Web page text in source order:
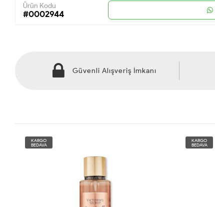
Ürün Kodu
#0002944
Güvenli Alışveriş İmkanı
KARGO
BEDAVA
KARGO
BEDAVA